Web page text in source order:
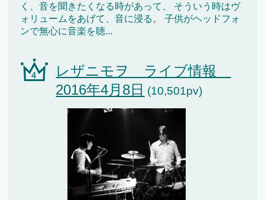
く、音を聞きたくなる時があって、 そういう時はヴ
ォリュームをあげて、音に浸る。 子供がヘッドフォ
ンで無心に音楽を聴...
レザニモヲ ライブ情報
2016年4月8日 (10,501pv)